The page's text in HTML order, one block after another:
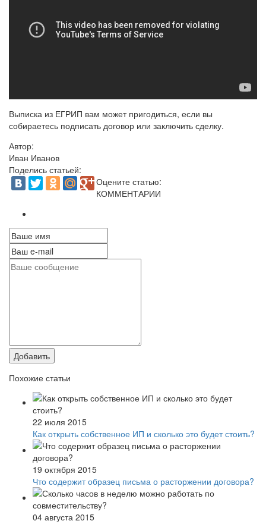
Выписка из ЕГРИП вам может пригодиться, если вы
собираетесь подписать договор или заключить сделку.
Автор:
Иван Иванов
Поделись статьей:
Оцените статью:
КОММЕНТАРИИ
Добавить
Похожие статьи
22 июля 2015
Как открыть собственное ИП и сколько это будет стоить?
19 октября 2015
Что содержит образец письма о расторжении договора?
04 августа 2015